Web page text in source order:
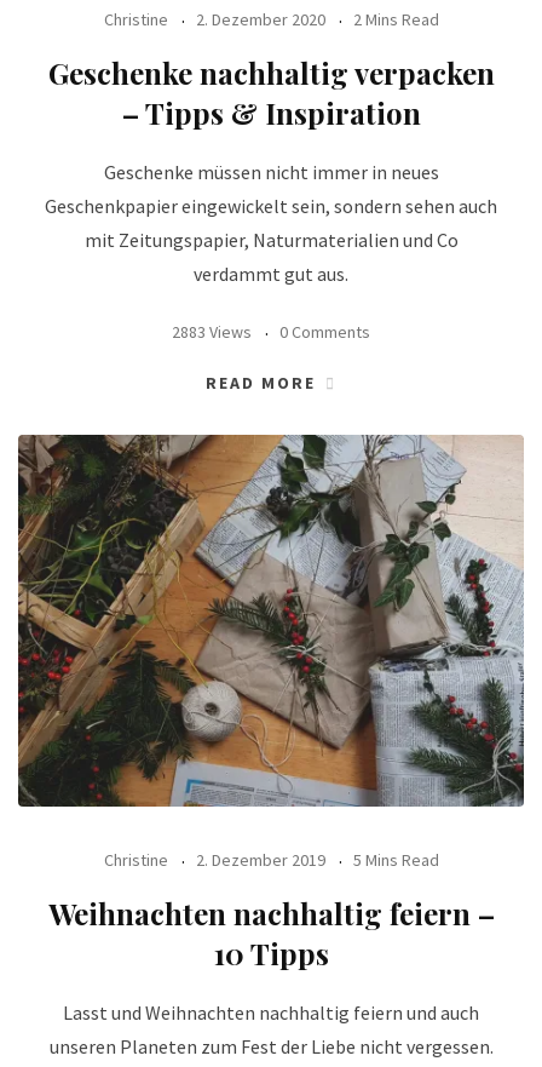
Christine 2. Dezember 2020 2 Mins Read
Geschenke nachhaltig verpacken
– Tipps & Inspiration
Geschenke müssen nicht immer in neues
Geschenkpapier eingewickelt sein, sondern sehen auch
mit Zeitungspapier, Naturmaterialien und Co
verdammt gut aus.
2883 Views 0 Comments
READ MORE
Christine 2. Dezember 2019 5 Mins Read
Weihnachten nachhaltig feiern –
10 Tipps
Lasst und Weihnachten nachhaltig feiern und auch
unseren Planeten zum Fest der Liebe nicht vergessen.